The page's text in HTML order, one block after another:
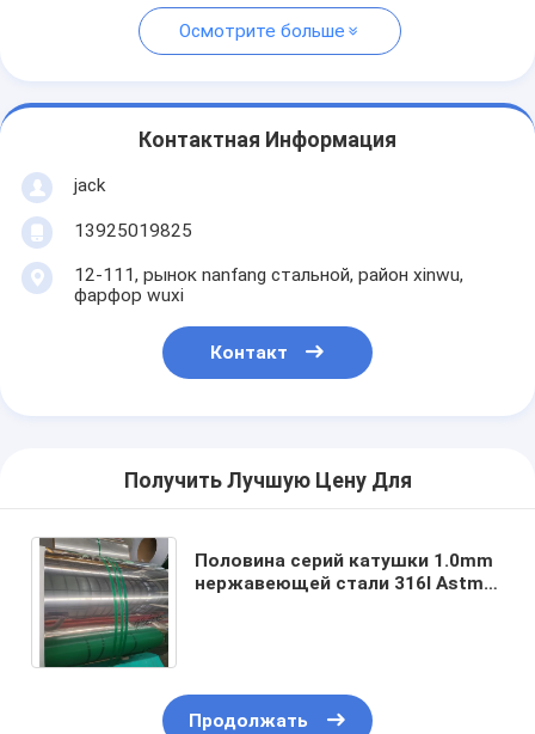
Осмотрите больше
Контактная Информация
jack
13925019825
12-111, рынок nanfang стальной, район xinwu,
фарфор wuxi
Контакт
Получить Лучшую Цену Для
Половина серий катушки 1.0mm
нержавеющей стали 316l Astm
Продолжать